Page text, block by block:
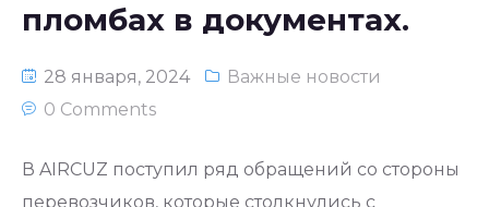
пломбах в документах.
28 января, 2024
Важные новости
0 Comments
В AIRCUZ поступил ряд обращений со стороны
перевозчиков, которые столкнулись с